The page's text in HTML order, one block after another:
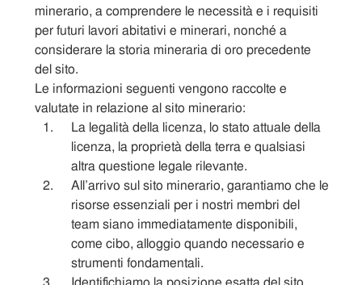
minerario, a comprendere le necessità e i requisiti
per futuri lavori abitativi e minerari, nonché a
considerare la storia mineraria di oro precedente
del sito.
Le informazioni seguenti vengono raccolte e
valutate in relazione al sito minerario:
La legalità della licenza, lo stato attuale della
licenza, la proprietà della terra e qualsiasi
altra questione legale rilevante.
All’arrivo sul sito minerario, garantiamo che le
risorse essenziali per i nostri membri del
team siano immediatamente disponibili,
come cibo, alloggio quando necessario e
strumenti fondamentali.